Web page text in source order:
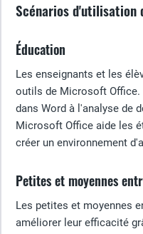
Scénarios d'utilisation
Éducation
Les enseignants et les
outils de Microsoft Office.
dans Word à l'analyse de
Microsoft Office aide les
créer un environnement
Petites et moyennes
Les petites et moyennes
améliorer leur efficacité